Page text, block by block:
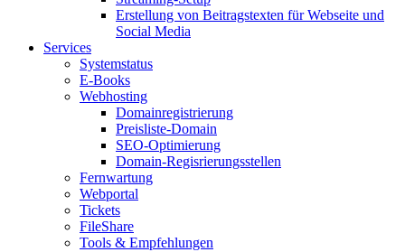
Erstellung von Beitragstexten für Webseite und
Social Media
Services
Systemstatus
E-Books
Webhosting
Domainregistrierung
Preisliste-Domain
SEO-Optimierung
Domain-Regisrierungsstellen
Fernwartung
Webportal
Tickets
FileShare
Tools & Empfehlungen